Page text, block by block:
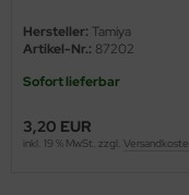
Hersteller: Tamiya
Artikel-Nr.: 87202
Sofort lieferbar
3,20 EUR
inkl. 19 % MwSt. zzgl.
Model